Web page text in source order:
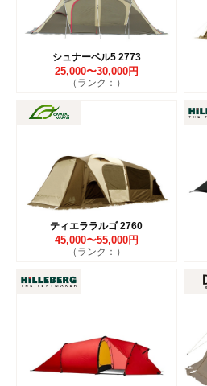
シュナーベル5 2773
25,000〜30,000円
（ランク：）
ティエララルゴ 2760
45,000〜55,000円
（ランク：）